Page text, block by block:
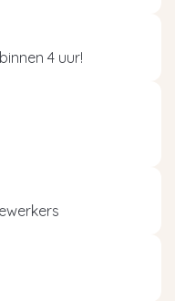
4 uur!